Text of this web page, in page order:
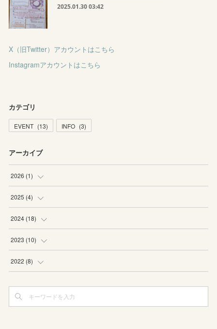
2025.01.30 03:42
X（旧Twitter）アカウントはこちら
Instagramアカウントはこちら
カテゴリ
EVENT (13) INFO (3)
アーカイブ
2026 (1)
( )
2025 (4)
(1
(1
(
2024 (18)
(1
( )
(2
2023 (10)
( )
(
2022 (8)
(